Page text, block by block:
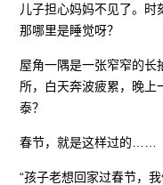
儿子担心妈妈不见了。时
那哪里是睡觉呀？
屋角一隅是一张窄窄的长
所，白天奔波疲累，晚上
泰？
春节，就是这样过的……
“孩子老想回家过春节，